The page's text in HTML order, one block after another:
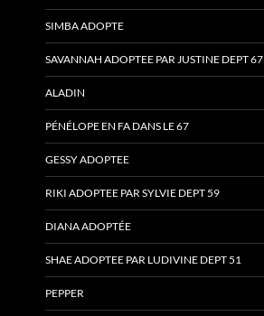
SIMBA ADOPTE
SAVANNAH ADOPTEE PAR JUSTINE DEPT 67
ALADIN
PÉNÉLOPE EN FA DANS LE 67
GESSY ADOPTEE
RIKI ADOPTEE PAR SYLVIE DEPT 59
DIANA ADOPTÉE
SHAE ADOPTEE PAR LUDIVINE DEPT 51
PEPPER